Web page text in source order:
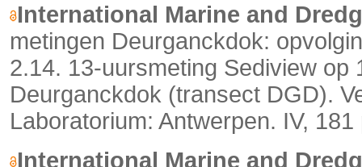
International Marine and
metingen Deurganckdok:
2.14. 13-uursmeting Sediview op
Deurganckdok (transect DGD).
Laboratorium: Antwerpen. IV,
International Marine and